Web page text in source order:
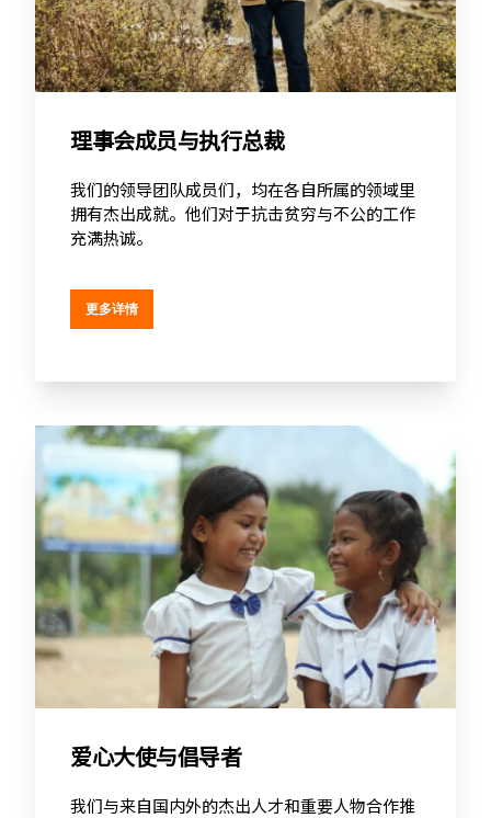
理事会成员与执行总裁
我们的领导团队成员们，均在各自所属的领域里
拥有杰出成就。他们对于抗击贫穷与不公的工作
充满热诚。
更多详情
爱心大使与倡导者
我们与来自国内外的杰出人才和重要人物合作推